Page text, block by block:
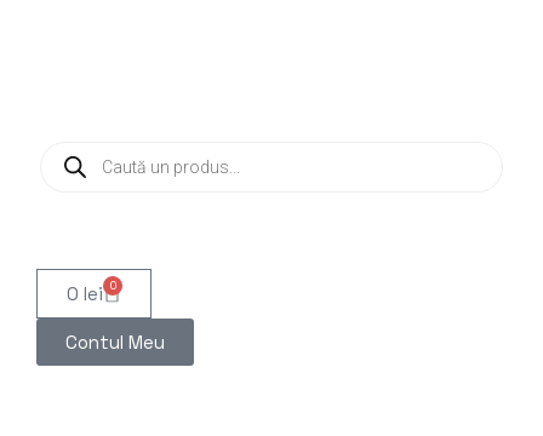
0 lei 0
Contul Meu